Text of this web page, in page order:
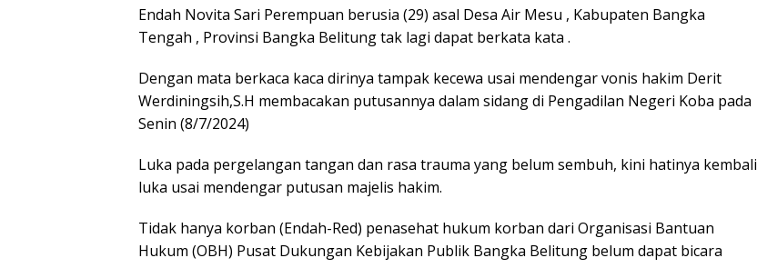
Endah Novita Sari Perempuan berusia (29) asal Desa Air Mesu , Kabupaten Bangka
Tengah , Provinsi Bangka Belitung tak lagi dapat berkata kata .
Dengan mata berkaca kaca dirinya tampak kecewa usai mendengar vonis hakim Derit
Werdiningsih,S.H membacakan putusannya dalam sidang di Pengadilan Negeri Koba pada
Senin (8/7/2024)
Luka pada pergelangan tangan dan rasa trauma yang belum sembuh, kini hatinya kembali
luka usai mendengar putusan majelis hakim.
Tidak hanya korban (Endah-Red) penasehat hukum korban dari Organisasi Bantuan
Hukum (OBH) Pusat Dukungan Kebijakan Publik Bangka Belitung belum dapat bicara